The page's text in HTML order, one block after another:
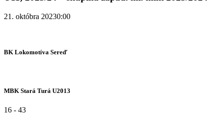
21. októbra 20230:00
BK Lokomotíva Sereď
MBK Stará Turá U2013
16 - 43